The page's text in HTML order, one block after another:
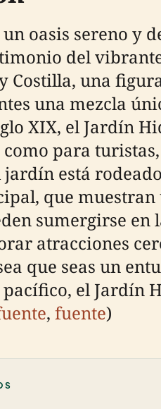
oasis sereno y
del
Costilla, una
una mezcla
XIX, el Jardín
para
está
que
sumergirse
atracciones
que seas un
el Jardín
, fuente)